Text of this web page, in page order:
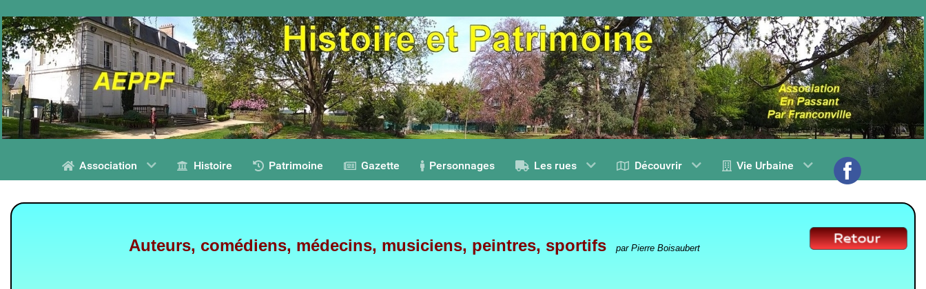
Association Histoire Patrimoine Gazette Personnages Les rues Découvrir Vie Urbaine
Auteurs, comédiens, médecins, musiciens, peintres, sportifs par Pierre Boisaubert